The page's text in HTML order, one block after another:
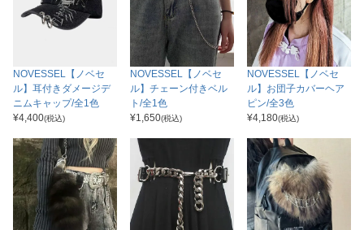
NOVESSEL【ノベセ
ル】耳付きダメージデ
ニムキャップ/全1色
¥4,400(税込)
NOVESSEL【ノベセ
ル】チェーン付きベル
ト/全1色
¥1,650(税込)
NOVESSEL【ノベセ
ル】お団子カバーヘア
ピン/全3色
¥4,180(税込)